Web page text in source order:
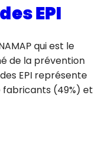
EPI
qui est le
de la prévention
EPI représente
fabricants (49%) et